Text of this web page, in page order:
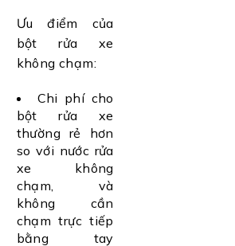
Ưu điểm của
bột rửa xe
không chạm:
Chi phí cho
bột rửa xe
thường rẻ hơn
so với nước rửa
xe không
chạm, và
không cần
chạm trực tiếp
bằng tay